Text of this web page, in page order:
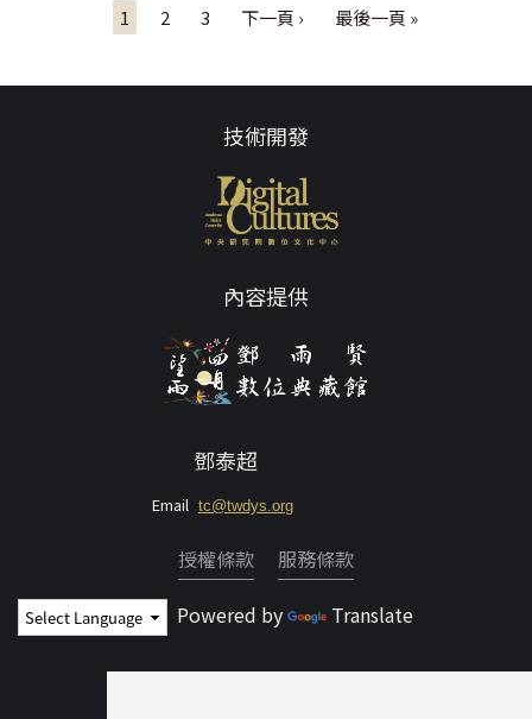
1 2 3 下一頁 › 最後一頁 »
技術開發
內容提供
鄧泰超
Email tc@twdys.org
授權條款
服務條款
Powered by
Translate